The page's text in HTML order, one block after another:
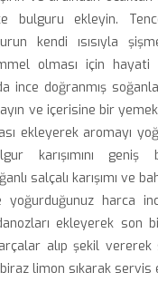
bulguru ekleyin.
kendi ısısıyla
olması için hayati
ince doğranmış
ve içerisine bir yemek
ekleyerek aromayı
karışımını
salçalı karışımı ve
harca
ekleyerek son
alıp şekil vererek
limon sıkarak servis